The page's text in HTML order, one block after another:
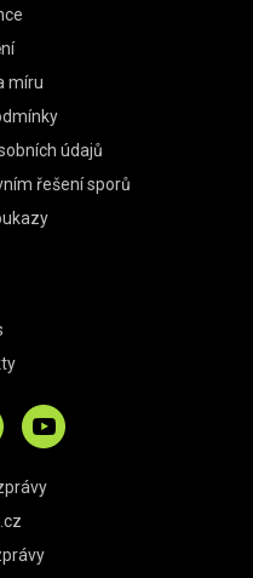
míru
údajů
řešení sporů